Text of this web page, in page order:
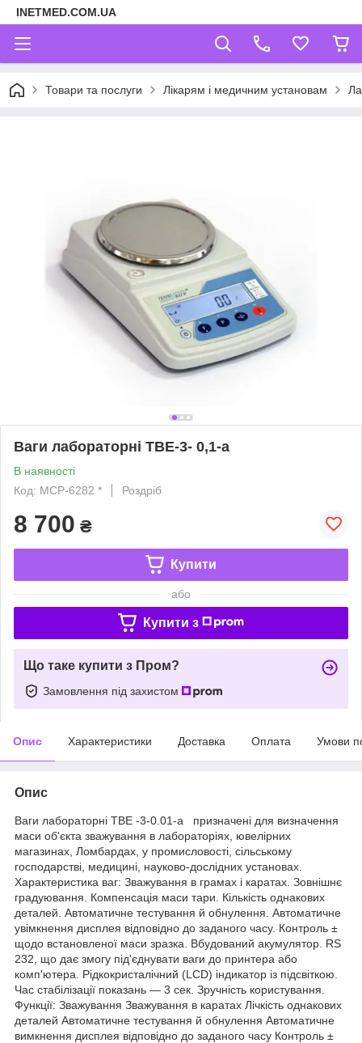
INETMED.COM.UA
Товари та послуги Лікарям і медичним установам
Ваги лабораторні ТВЕ-3- 0,1-а
В наявності
Код: MCP-6282 *
Роздріб
8 700 ₴
Купити
або
Купити з
Що таке купити з Пром?
Замовлення під захистом
Опис Характеристики Доставка Оплата Умови
Опис
Ваги лабораторні ТВЕ -3-0.01-а призначені для визначення
маси об'єкта зважування в лабораторіях, ювелірних
магазинах, Ломбардах, у промисловості, сільському
господарстві, медицині, науково-дослідних установах.
Характеристика ваг: Зважування в грамах і каратах. Зовнішнє
градуювання. Компенсація маси тари. Кількість однакових
деталей. Автоматичне тестування й обнулення. Автоматичне
увімкнення дисплея відповідно до заданого часу. Контроль ±
щодо встановленої маси зразка. Вбудований акумулятор. RS
232, що дає змогу під'єднувати ваги до принтера або
комп'ютера. Рідкокристалічний (LCD) індикатор із підсвіткою.
Час стабілізації показань — 3 сек. Зручність користування.
Функції: Зважування Зважування в каратах Лічкість однакових
деталей Автоматичне тестування й обнулення Автоматичне
вимкнення дисплея відповідно до заданого часу Контроль ±